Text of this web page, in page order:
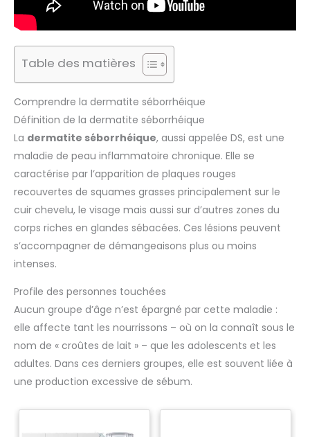
Table des matières
Comprendre la dermatite séborrhéique
Définition de la dermatite séborrhéique
La dermatite séborrhéique, aussi appelée DS, est une
maladie de peau inflammatoire chronique. Elle se
caractérise par l’apparition de plaques rouges
recouvertes de squames grasses principalement sur le
cuir chevelu, le visage mais aussi sur d’autres zones du
corps riches en glandes sébacées. Ces lésions peuvent
s’accompagner de démangeaisons plus ou moins
intenses.
Profile des personnes touchées
Aucun groupe d’âge n’est épargné par cette maladie :
elle affecte tant les nourrissons – où on la connaît sous le
nom de « croûtes de lait » – que les adolescents et les
adultes. Dans ces derniers groupes, elle est souvent liée à
une production excessive de sébum.